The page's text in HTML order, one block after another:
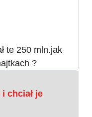
te 250 mln.jak
?
chciał je